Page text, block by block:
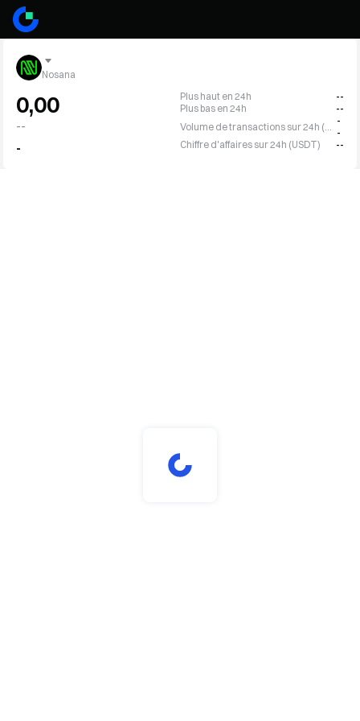
Nosana
0,00
--
-
Plus haut en 24h
--
Plus bas en 24h
--
-
-
Chiffre d'affaires sur 24h (USDT)
--